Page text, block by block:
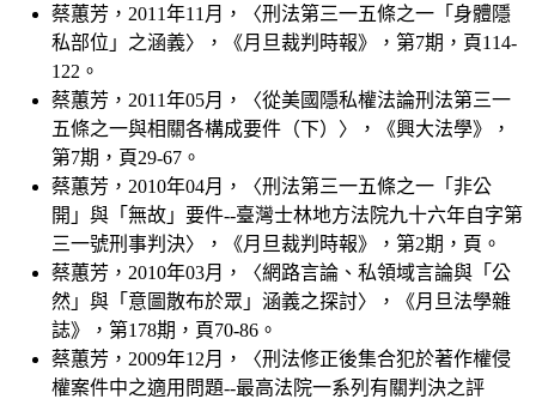
蔡蕙芳，2011年11月，〈刑法第三一五條之一「身體隱
私部位」之涵義〉，《月旦裁判時報》，第7期，頁114-
122。
蔡蕙芳，2011年05月，〈從美國隱私權法論刑法第三一
五條之一與相關各構成要件（下）〉，《興大法學》，
第7期，頁29-67。
蔡蕙芳，2010年04月，〈刑法第三一五條之一「非公
開」與「無故」要件--臺灣士林地方法院九十六年自字第
三一號刑事判決〉，《月旦裁判時報》，第2期，頁。
蔡蕙芳，2010年03月，〈網路言論、私領域言論與「公
然」與「意圖散布於眾」涵義之探討〉，《月旦法學雜
誌》，第178期，頁70-86。
蔡蕙芳，2009年12月，〈刑法修正後集合犯於著作權侵
權案件中之適用問題--最高法院一系列有關判決之評